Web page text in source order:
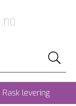
Rask levering